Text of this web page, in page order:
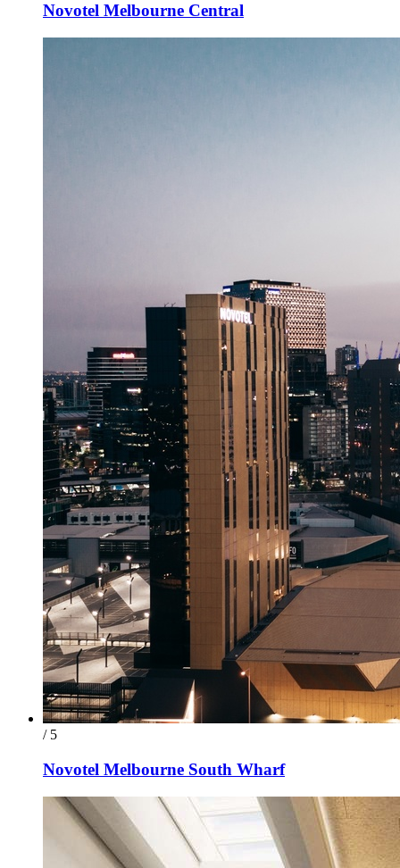
Novotel Melbourne Central
/ 5
Novotel Melbourne South Wharf